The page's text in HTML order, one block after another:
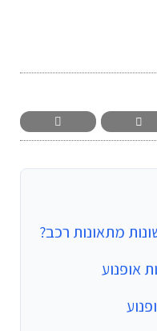
מתאונות רכב?
אופנוע